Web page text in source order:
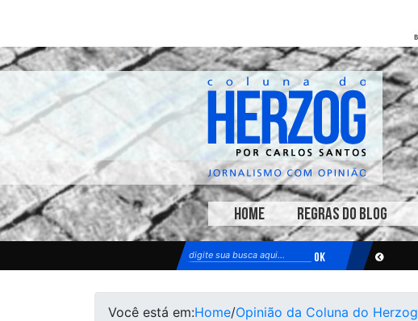
HOME REGRAS DO BLOG
Você está em:Home/Opinião da Coluna do Herzog